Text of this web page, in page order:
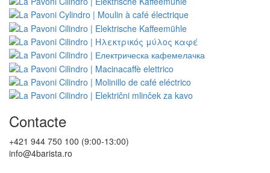
Contacte
+421 944 750 100 (9:00-13:00)
info@4barista.ro